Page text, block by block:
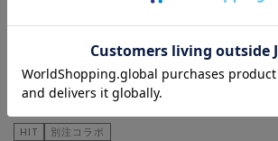
ポーチ
HIT 別注コラボ